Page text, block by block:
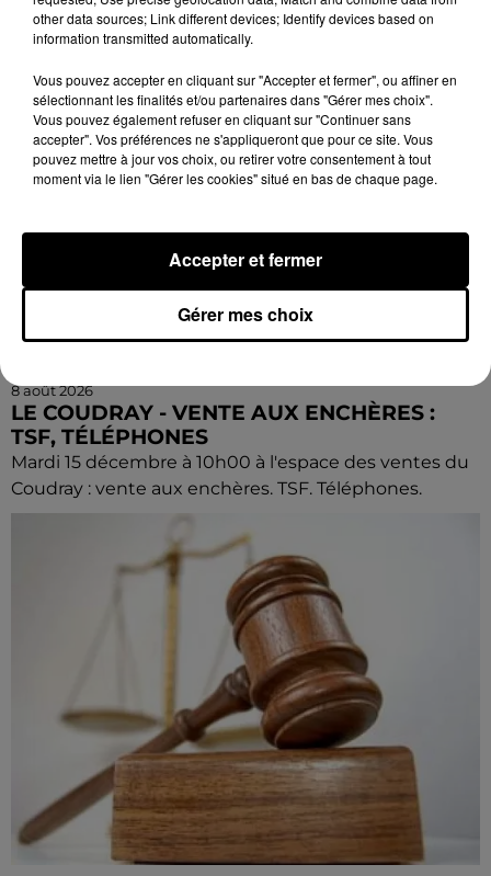
8 août 2026
LE COUDRAY - VENTE AUX ENCHÈRES :
TSF, TÉLÉPHONES
Mardi 15 décembre à 10h00 à l'espace des ventes du
Coudray : vente aux enchères. TSF. Téléphones.
other data sources; Link different devices; Identify devices based on
information transmitted automatically.
Vous pouvez accepter en cliquant sur "Accepter et fermer", ou affiner en
sélectionnant les finalités et/ou partenaires dans "Gérer mes choix".
Vous pouvez également refuser en cliquant sur "Continuer sans
accepter". Vos préférences ne s'appliqueront que pour ce site. Vous
pouvez mettre à jour vos choix, ou retirer votre consentement à tout
moment via le lien "Gérer les cookies" situé en bas de chaque page.
Gérer mes choix
Accepter et fermer